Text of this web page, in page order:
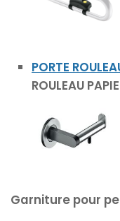
PORTE
ROULEAU
Garniture pour